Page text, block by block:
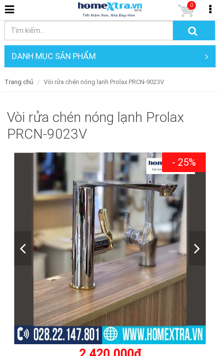
0
DANH MỤC SẢN PHẨM
Trang chủ Vòi rửa chén nóng lạnh Prolax PRCN-9023V
Vòi rửa chén nóng lạnh Prolax
PRCN-9023V
- 25%